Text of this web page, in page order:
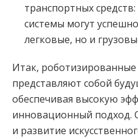
транспортных
системы могут
легковые, но и
Итак,
представляют собой
обеспечивая высокую
инновационный подход.
и развитие